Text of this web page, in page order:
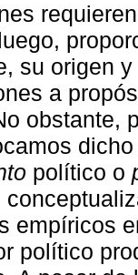
su origen
a
obstante,
político o
empíricos
político